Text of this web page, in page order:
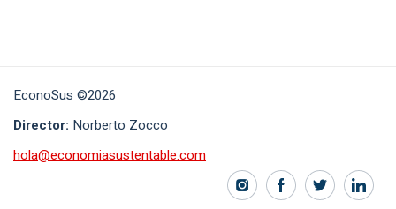
EconoSus ©2026
Director: Norberto Zocco
hola@economiasustentable.com